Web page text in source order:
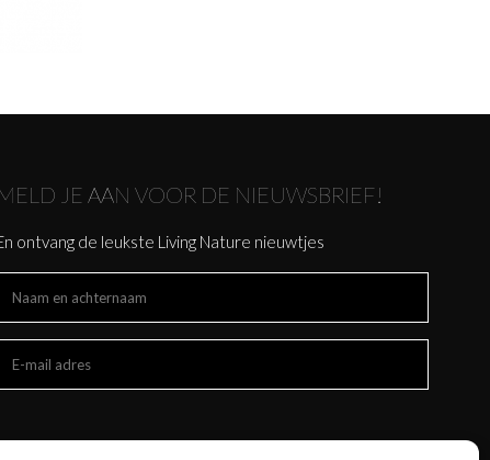
JE AAN VOOR DE NIEUWSBRIEF!
ontvang de leukste Living Nature nieuwtjes